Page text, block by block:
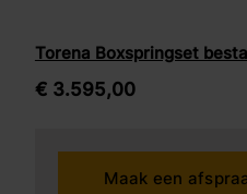
Torena Boxspringset
€ 3.595,00
Maak een